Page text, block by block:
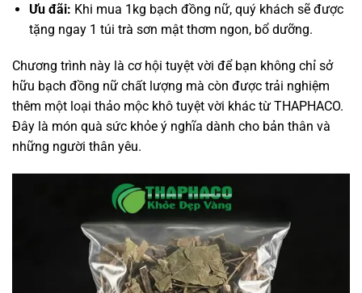
Ưu đãi: Khi mua 1kg bạch đồng nữ, quý khách sẽ được
tặng ngay 1 túi trà sơn mật thơm ngon, bổ dưỡng.
Chương trình này là cơ hội tuyệt vời để bạn không chỉ sở
hữu bạch đồng nữ chất lượng mà còn được trải nghiệm
thêm một loại thảo mộc khô tuyệt vời khác từ THAPHACO.
Đây là món quà sức khỏe ý nghĩa dành cho bản thân và
những người thân yêu.